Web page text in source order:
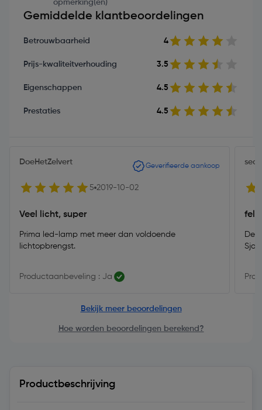
opmerking(en)
Gemiddelde klantbeoordelingen
Betrouwbaarheid 4
Prijs-kwaliteitverhouding 3.5
Eigenschappen 4.5
Prestaties 4.5
DoeHetZelvert Geverifieerde aankoop
5 2019-10-02
Veel licht, super
Prima led-lamp met meer dan voldoende
lichtopbrengst.
Productaanbeveling : Ja
fel
Bekijk meer beoordelingen
Hoe worden beoordelingen berekend?
Productbeschrijving